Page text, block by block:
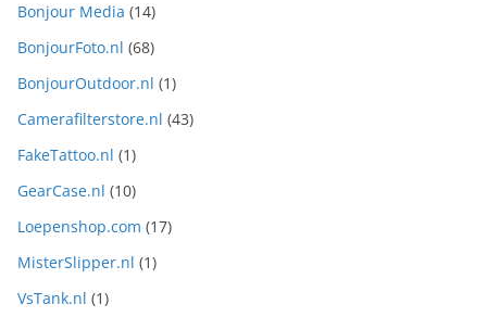
Bonjour Media (14)
BonjourFoto.nl (68)
BonjourOutdoor.nl (1)
Camerafilterstore.nl (43)
FakeTattoo.nl (1)
GearCase.nl (10)
Loepenshop.com (17)
MisterSlipper.nl (1)
VsTank.nl (1)